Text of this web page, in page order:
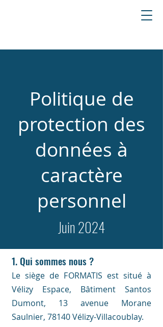
Politique de
protection des
données à
caractère
personnel
Juin 2024
1. Qui sommes nous ?
Le siège de FORMATIS est situé à
Vélizy Espace, Bâtiment Santos
Dumont, 13 avenue Morane
Saulnier, 78140 Vélizy-Villacoublay.